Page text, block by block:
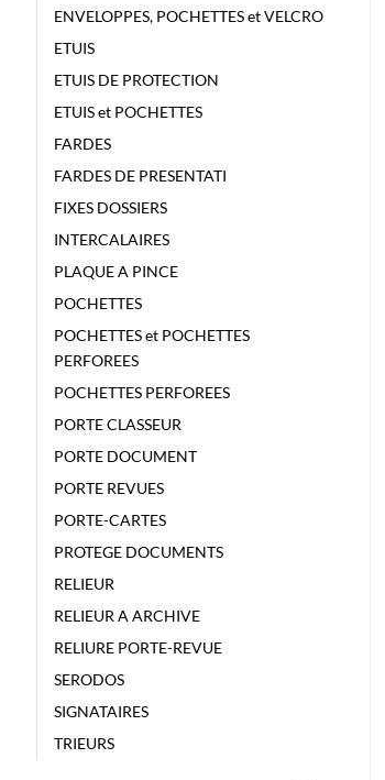
ENVELOPPES, POCHETTES et VELCRO
ETUIS
ETUIS DE PROTECTION
ETUIS et POCHETTES
FARDES
FARDES DE PRESENTATI
FIXES DOSSIERS
INTERCALAIRES
PLAQUE A PINCE
POCHETTES
POCHETTES et POCHETTES
PERFOREES
POCHETTES PERFOREES
PORTE CLASSEUR
PORTE DOCUMENT
PORTE REVUES
PORTE-CARTES
PROTEGE DOCUMENTS
RELIEUR
RELIEUR A ARCHIVE
RELIURE PORTE-REVUE
SERODOS
SIGNATAIRES
TRIEURS
ETUI BRONYL 420X300MM DIN A3
FR – 180 MICRONS ETUI DE